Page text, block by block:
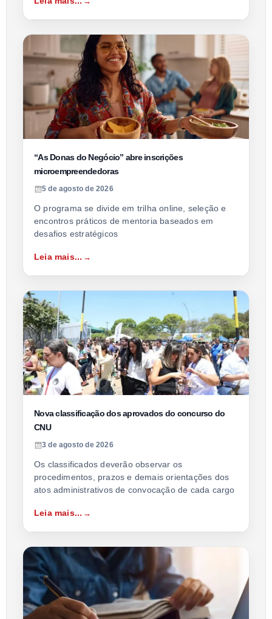
“As Donas do Negócio” abre inscrições
microempreendedoras
5 de agosto de 2026
O programa se divide em trilha online, seleção e
encontros práticos de mentoria baseados em
desafios estratégicos
Leia mais...
Nova classificação dos aprovados do concurso do
CNU
3 de agosto de 2026
Os classificados deverão observar os
procedimentos, prazos e demais orientações dos
atos administrativos de convocação de cada cargo
Leia mais...